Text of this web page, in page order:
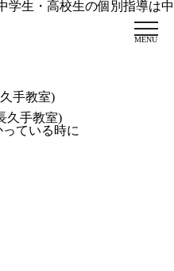
学生・高校生の個別指導は中
MENU
手教室)
久手教室)
ている時に